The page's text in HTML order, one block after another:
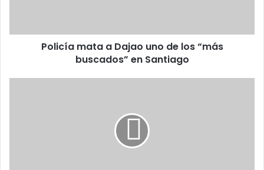
buscados”
Policía mata a Dajao uno de los “más
buscados” en Santiago